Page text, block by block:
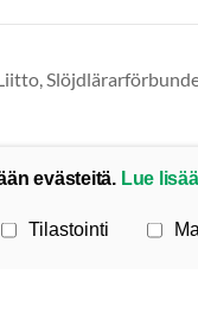
evästeitä. Lue
Tilastointi